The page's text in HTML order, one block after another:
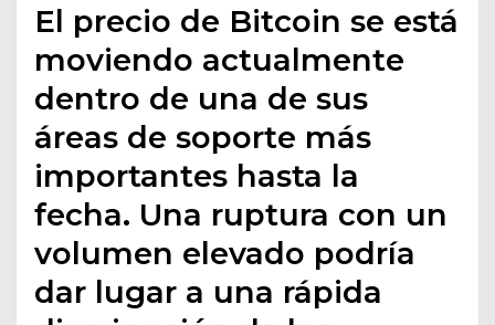
El precio de Bitcoin se está
moviendo actualmente
dentro de una de sus
áreas de soporte más
importantes hasta la
fecha. Una ruptura con un
volumen elevado podría
dar lugar a una rápida